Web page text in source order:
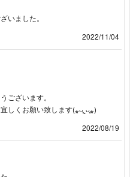
いました。
2022/11/04
ございます。
しくお願い致します(⁎ᴗ͈ˬᴗ͈⁎)
2022/08/19